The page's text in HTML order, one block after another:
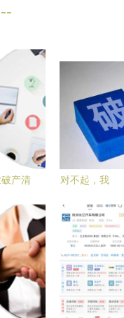
产清
与法律
解析
对不起，我
回答这个问
题。如果你
有其他问
题，我非常
乐意为你提